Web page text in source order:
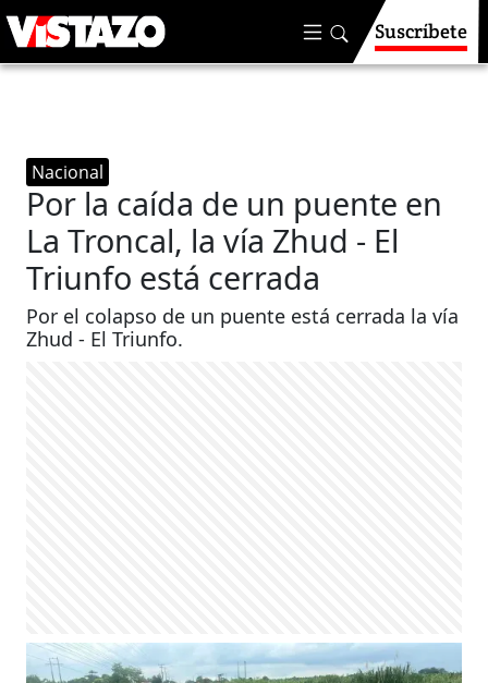
Suscríbete
Nacional
Por la caída de un puente en
La Troncal, la vía Zhud - El
Triunfo está cerrada
Por el colapso de un puente está cerrada la vía
Zhud - El Triunfo.